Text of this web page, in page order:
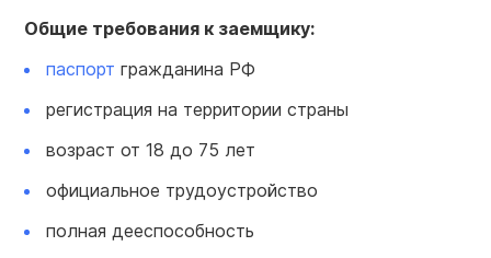
Общие требования к заемщику:
паспорт гражданина РФ
регистрация на территории страны
возраст от 18 до 75 лет
официальное трудоустройство
полная дееспособность